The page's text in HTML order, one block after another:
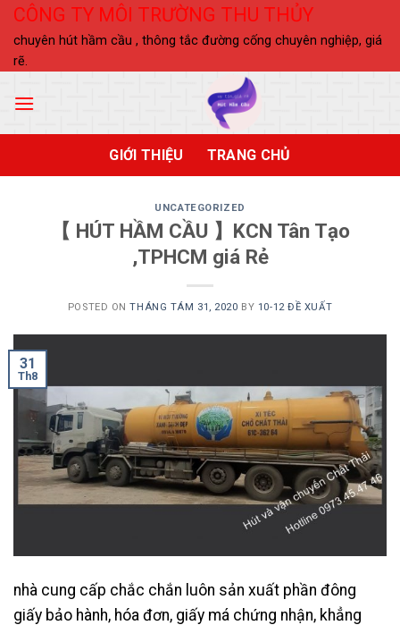
Skip
content
CÔNG TY MÔI TRƯỜNG THU THỦY
chuyên hút hầm cầu , thông tắc đường cống chuyên nghiệp, giá
rẽ.
GIỚI THIỆU TRANG CHỦ
UNCATEGORIZED
【 HÚT HẦM CẦU 】KCN Tân Tạo
,TPHCM giá Rẻ
POSTED ONTHÁNG TÁM 31, 2020 BY 10-12 ĐỀ XUẤT
31
Th8
nhà cung cấp chắc chắn luôn sản xuất phần đông
giấy bảo hành, hóa đơn, giấy má chứng nhận, khẳng